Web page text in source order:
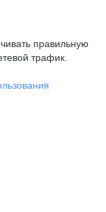
правильную
трафик.